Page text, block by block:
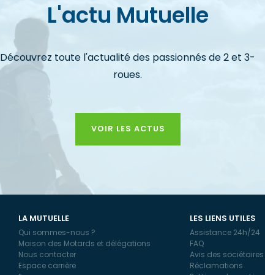
L'actu Mutuelle
Découvrez toute l'actualité des passionnés de 2 et 3-
roues.
VOIR LES ACTUS
LA MUTUELLE
Qui sommes-nous ?
Maison des Motards et délégations
Nous contacter
Espace carrière
LES LIENS UTILES
Assistance 24h/24
FAQ
Avis des sociétaires
Réclamations